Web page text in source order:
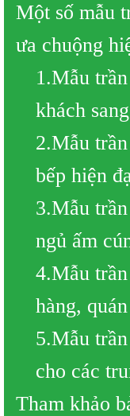
Một số mẫu
ưa chuộng
1.Mẫu
khách
2.Mẫu
bếp hiện
3.Mẫu
ngủ ấm
4.Mẫu
hàng,
5.Mẫu
cho các
Tham khảo